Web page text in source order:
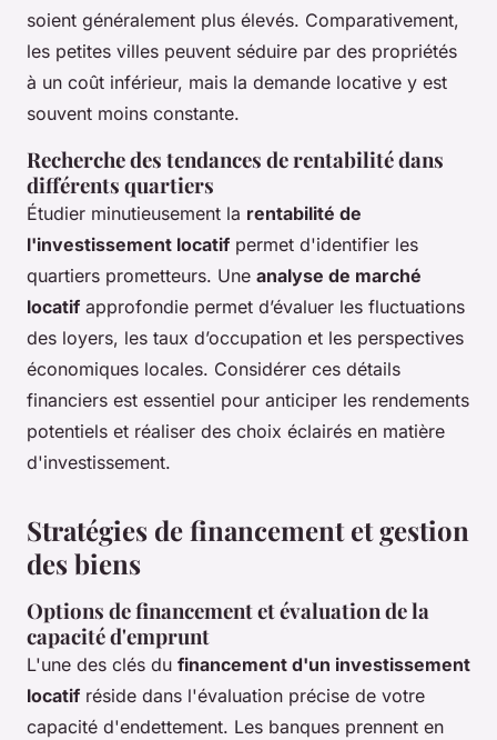
soient généralement plus élevés. Comparativement,
les petites villes peuvent séduire par des propriétés
à un coût inférieur, mais la demande locative y est
souvent moins constante.
Recherche des tendances de rentabilité dans
différents quartiers
Étudier minutieusement la rentabilité de
l'investissement locatif permet d'identifier les
quartiers prometteurs. Une analyse de marché
locatif approfondie permet d’évaluer les fluctuations
des loyers, les taux d’occupation et les perspectives
économiques locales. Considérer ces détails
financiers est essentiel pour anticiper les rendements
potentiels et réaliser des choix éclairés en matière
d'investissement.
Stratégies de financement et gestion
des biens
Options de financement et évaluation de la
capacité d'emprunt
L'une des clés du financement d'un investissement
locatif réside dans l'évaluation précise de votre
capacité d'endettement. Les banques prennent en